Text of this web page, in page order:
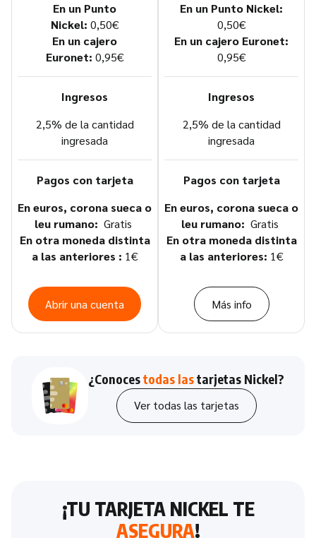
En un Punto
Nickel: 0,50€
En un cajero
Euronet: 0,95€
Ingresos
2,5% de la cantidad
ingresada
Pagos con tarjeta
En euros, corona sueca o
leu rumano: Gratis
En otra moneda distinta
a las anteriores : 1€
Abrir una cuenta
En un Punto Nickel:
0,50€
En un cajero Euronet:
0,95€
Ingresos
2,5% de la cantidad
ingresada
Pagos con tarjeta
En euros, corona sueca o
leu rumano: Gratis
En otra moneda distinta
a las anteriores: 1€
Más info
¿Conocestodas lastarjetas Nickel?
Ver todas las tarjetas
¡TU TARJETA NICKEL TE
ASEGURA!